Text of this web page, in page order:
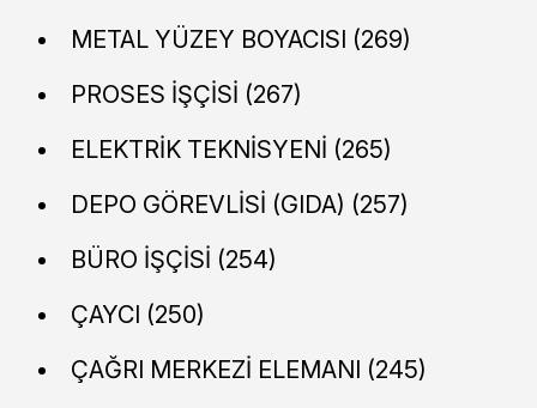
METAL YÜZEY BOYACISI (269)
PROSES İŞÇİSİ (267)
ELEKTRİK TEKNİSYENİ (265)
DEPO GÖREVLİSİ (GIDA) (257)
BÜRO İŞÇİSİ (254)
ÇAYCI (250)
ÇAĞRI MERKEZİ ELEMANI (245)